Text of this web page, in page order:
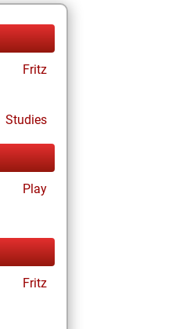
Fritz
Studies
Play
Fritz